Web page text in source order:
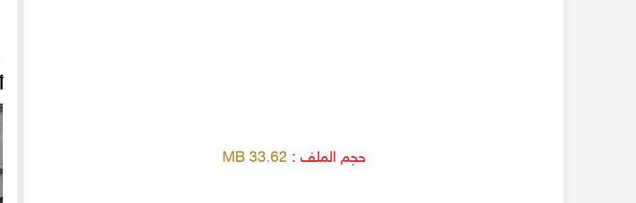
حجم الملف : 33.62 MB